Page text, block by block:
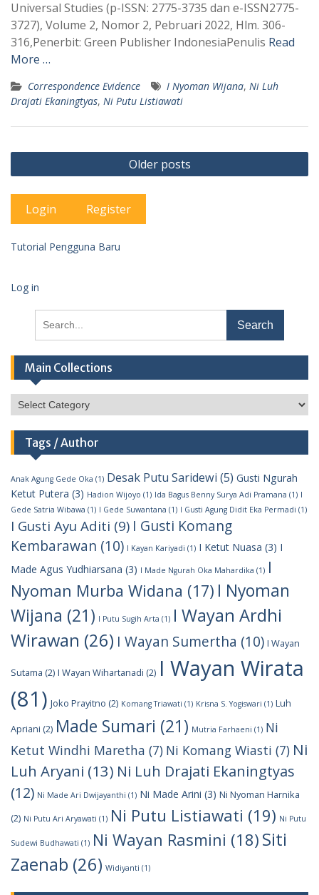
Universal Studies (p-ISSN: 2775-3735 dan e-ISSN2775-
3727), Volume 2, Nomor 2, Pebruari 2022, Hlm. 306-
316,Penerbit: Green Publisher IndonesiaPenulis Read
More …
Correspondence Evidence I Nyoman Wijana, Ni Luh
Drajati Ekaningtyas, Ni Putu Listiawati
Posts
navigation
Older posts
Login Register
Tutorial Pengguna Baru
Log in
for:
Main Collections
Main
Collections
Tags / Author
Anak Agung Gede Oka (1) Desak Putu Saridewi (5) Gusti Ngurah
Ketut Putera (3) Hadion Wijoyo (1) Ida Bagus Benny Surya Adi Pramana (1) I
Gede Satria Wibawa (1) I Gede Suwantana (1) I Gusti Agung Didit Eka Permadi (1)
I Gusti Ayu Aditi (9) I Gusti Komang
Kembarawan (10) I Kayan Kariyadi (1) I Ketut Nuasa (3) I
Made Agus Yudhiarsana (3) I Made Ngurah Oka Mahardika (1) I
Nyoman Murba Widana (17) I Nyoman
Wijana (21) I Putu Sugih Arta (1) I Wayan Ardhi
Wirawan (26) I Wayan Sumertha (10) I Wayan
Sutama (2) I Wayan Wihartanadi (2) I Wayan Wirata
(81) Joko Prayitno (2) Komang Triawati (1) Krisna S. Yogiswari (1) Luh
Apriani (2) Made Sumari (21) Mutria Farhaeni (1) Ni
Ketut Windhi Maretha (7) Ni Komang Wiasti (7) Ni
Luh Aryani (13) Ni Luh Drajati Ekaningtyas
(12) Ni Made Ari Dwijayanthi (1) Ni Made Arini (3) Ni Nyoman Harnika
(2) Ni Putu Ari Aryawati (1) Ni Putu Listiawati (19) Ni Putu
Sudewi Budhawati (1) Ni Wayan Rasmini (18) Siti
Zaenab (26) Widiyanti (1)